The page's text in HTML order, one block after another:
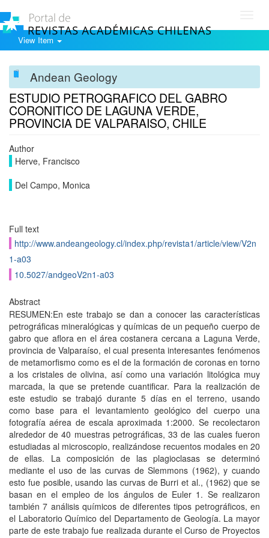
View Item
Andean Geology
ESTUDIO PETROGRAFICO DEL GABRO
CORONITICO DE LAGUNA VERDE,
PROVINCIA DE VALPARAISO, CHILE
Author
Herve, Francisco
Del Campo, Monica
Full text
http://www.andeangeology.cl/index.php/revista1/article/view/V2n
1-a03
10.5027/andgeoV2n1-a03
Abstract
RESUMEN:En este trabajo se dan a conocer las características
petrográficas mineralógicas y químicas de un pequeño cuerpo de
gabro que aflora en el área costanera cercana a Laguna Verde,
provincia de Valparaíso, el cual presenta interesantes fenómenos
de metamorfismo como es el de la formación de coronas en torno
a los cristales de olivina, así como una variación litológica muy
marcada, la que se pretende cuantificar. Para la realización de
este estudio se trabajó durante 5 días en el terreno, usando
como base para el levantamiento geológico del cuerpo una
fotografía aérea de escala aproximada 1:2000. Se recolectaron
alrededor de 40 muestras petrográficas, 33 de las cuales fueron
estudiadas al microscopio, realizándose recuentos modales en 20
de ellas. La composición de las plagioclasas se determinó
mediante el uso de las curvas de Slemmons (1962), y cuando
esto fue posible, usando las curvas de Burri et al., (1962) que se
basan en el empleo de los ángulos de Euler 1. Se realizaron
también 7 análisis químicos de diferentes tipos petrográficos, en
el Laboratorio Químico del Departamento de Geología. La mayor
parte de este trabajo fue realizada durante el Curso de Proyectos